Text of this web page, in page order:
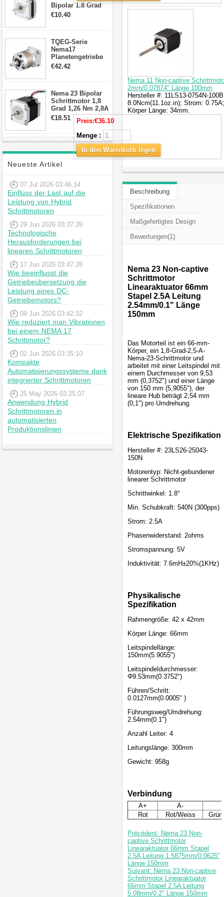
Bipolar 1.8 Grad
8.7Ncm 1A 3.5V 4
€10.40
TQEG-Serie
Nema17
Planetengetriebe
10:1 Spiel 15Arc-
€42.42
Nema 23 Bipolar
Schrittmotor 1,8
Grad 1,26 Nm 2,8A
2,5V 4 Drähte
23hs22-2804s
Schrittmotor
€18.51
Neueste Artikel
07 Jul 2026 03:46:14
Einfluss der Last auf die
Leistung von Hybrid
Schrittmotoren
29 Jun 2026 03:37:39
Technologische
Herausforderungen bei
linearen Schrittmotoren
17 Jun 2026 03:47:28
Wie beeinflusst die
Getriebeübersetzung die
Leistung eines DC-
Getriebemotors?
09 Jun 2026 03:42:32
Wie reduziert man Vibrationen
bei einem NEMA 17
Schrittmotor?
02 Jun 2026 03:35:10
Kompakte
Automatisierungssysteme dank
integrierter Schrittmotoren
25 May 2026 03:25:07
Anwendung Hybrid
Schrittmotoren in
automatisierten
Produktionslinien
Nema 11 Non-captive
2mm/0.07874" Länge 100mm
Hersteller #: 11LS13-0754N-
8.0Ncm(11.1oz.in); Strom:
Körper Länge: 34mm.
Preis:€36.10
Menge :
In den Warenkorb legen
Beschreibung
Spezifikationen
Maßgefertigtes Design
Bewertungen(1)
Nema 23 Non-captive
Schrittmotor
Linearaktuator 66mm
Stapel 2.5A Leitung
2.54mm/0.1" Länge
150mm
Das Motorteil ist ein 66-mm-
Körper, ein 1,8-Grad-2,5-A-
Nema-23-Schrittmotor und
arbeitet mit einer Leitspindel mit
einem Durchmesser von 9,53
mm (0,3752") und einer Länge
von 150 mm (5,9055"), der
lineare Hub beträgt 2,54 mm
(0,1") pro Umdrehung.
Elektrische Spezifikation
Hersteller #: 23LS26-25043-
150N
Motorentyp: Nicht-gebundener
linearer Schrittmotor
Schrittwinkel: 1.8°
Min. Schubkraft: 540N (300pps)
Strom: 2.5A
Phasenwiderstand: 2ohms
Stromspannung: 5V
Induktivität: 7.6mH±20%(1KHz)
Physikalische
Spezifikation
Rahmengröße: 42 x 42mm
Körper Länge: 66mm
Leitspindellänge:
150mm(5.9055")
Leitspindeldurchmesser:
Φ9.53mm(0.3752")
Führen/Schritt:
0.0127mm(0.0005" )
Führungsweg/Umdrehung:
2.54mm(0.1")
Anzahl Leiter: 4
Leitungslänge: 300mm
Gewicht: 958g
Verbindung
A+ A-
Rot
Rot/Weiss
Précédent: Nema 23 Non-
captive Schrittmotor
Linearaktuator 66mm Stapel
2.5A Leitung 1.5875mm/0.0625"
Länge 150mm
Suivant: Nema 23 Non-captive
Schrittmotor Linearaktuator
66mm Stapel 2.5A Leitung
5.08mm/0.2" Länge 150mm